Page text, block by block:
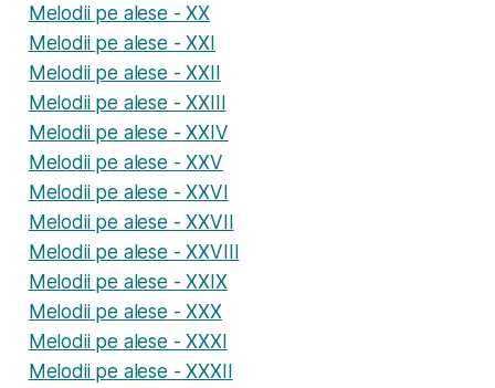
Melodii pe alese - XX
Melodii pe alese - XXI
Melodii pe alese - XXII
Melodii pe alese - XXIII
Melodii pe alese - XXIV
Melodii pe alese - XXV
Melodii pe alese - XXVI
Melodii pe alese - XXVII
Melodii pe alese - XXVIII
Melodii pe alese - XXIX
Melodii pe alese - XXX
Melodii pe alese - XXXI
Melodii pe alese - XXXII